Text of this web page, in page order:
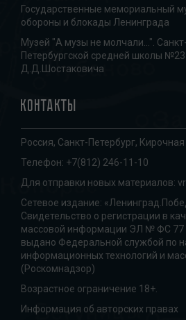
Государственные мемориальный
обороны и блокады Ленинграда
Музей "А музы не молчали...". Санкт-
Петербургской средней школы
Д.Д.Шостаковича
Контакты
Россия, Санкт-Петербург, Кирочная
Телефон: +7(812) 246-11-10
Для отправки новых материалов:
Сетевое издание:
Свидетельство о регистрации в
массовой информации ЭЛ № ФС 77
выдано Федеральной службой по
информационных технологий и
(Роскомнадзор)
Возрастное ограничение 18+.
Информация об авторских правах